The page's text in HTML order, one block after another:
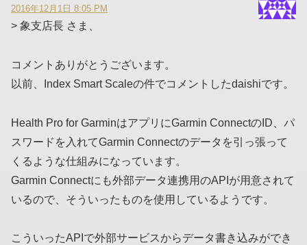
2016年12月1日 8:05 PM
> 象支店長 さま、
コメントありがとうございます。
以前、Index Smart Scaleの件でコメントしたdaishiです。
Health Pro for GarminはアプリにGarmin ConnectのID、パ
スワードを入れてGarmin Connectのデータを引っ張って
くるような仕組みになっています。
Garmin Connectにも外部データ連携用のAPIが用意されて
いるので、そういったものを使用しているようです。
こういったAPIで外部サービスからデータ書き込みができ